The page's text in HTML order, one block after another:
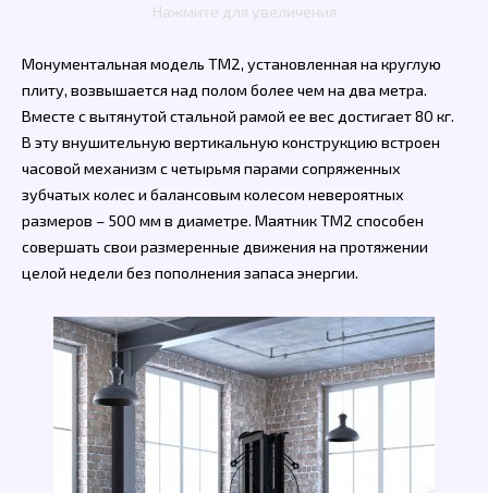
Нажмите для увеличения
Монументальная модель TM2, установленная на круглую
плиту, возвышается над полом более чем на два метра.
Вместе с вытянутой стальной рамой ее вес достигает 80 кг.
В эту внушительную вертикальную конструкцию встроен
часовой механизм с четырьмя парами сопряженных
зубчатых колес и балансовым колесом невероятных
размеров – 500 мм в диаметре. Маятник TM2 способен
совершать свои размеренные движения на протяжении
целой недели без пополнения запаса энергии.